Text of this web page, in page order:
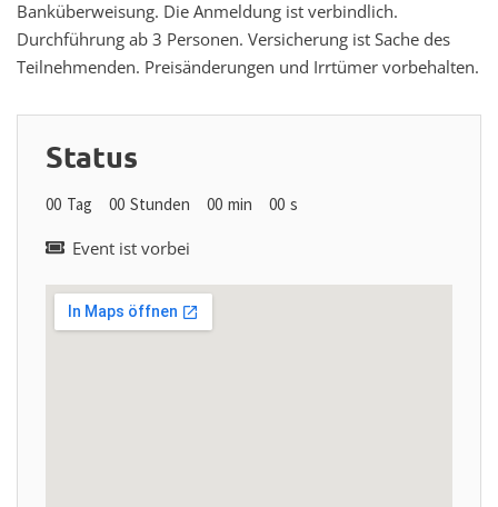
Banküberweisung. Die Anmeldung ist verbindlich.
Durchführung ab 3 Personen. Versicherung ist Sache des
Teilnehmenden. Preisänderungen und Irrtümer vorbehalten.
Status
00 Tag 00 Stunden 00 min 00 s
Event ist vorbei